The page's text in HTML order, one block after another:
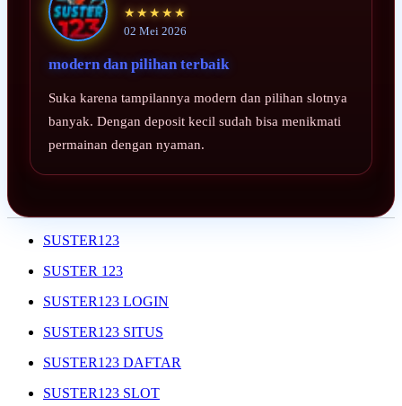
★★★★★
02 Mei 2026
modern dan pilihan terbaik
Suka karena tampilannya modern dan pilihan slotnya
banyak. Dengan deposit kecil sudah bisa menikmati
permainan dengan nyaman.
SUSTER123
SUSTER 123
SUSTER123 LOGIN
SUSTER123 SITUS
SUSTER123 DAFTAR
SUSTER123 SLOT